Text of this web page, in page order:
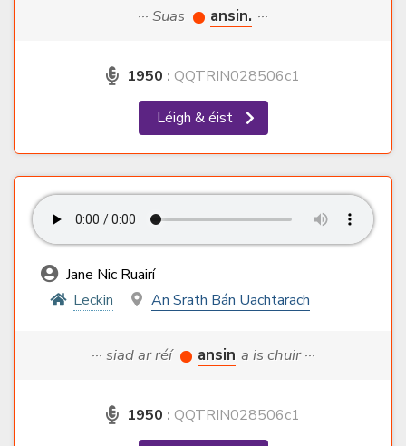
··· Suas ansin. ···
1950 : QQTRIN028506c1
Léigh & éist
Jane Nic Ruairí
Leckin
An Srath Bán Uachtarach
··· siad ar réí ansin a is chuir ···
1950 : QQTRIN028506c1